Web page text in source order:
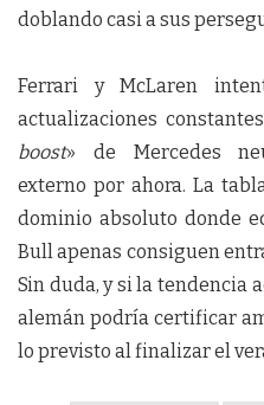
doblando casi a sus
Ferrari y McLaren
actualizaciones
boost» de Mercedes
externo por ahora. La
dominio absoluto donde
Bull apenas consiguen
Sin duda, y si la tendencia
alemán podría certificar
lo previsto al finalizar el